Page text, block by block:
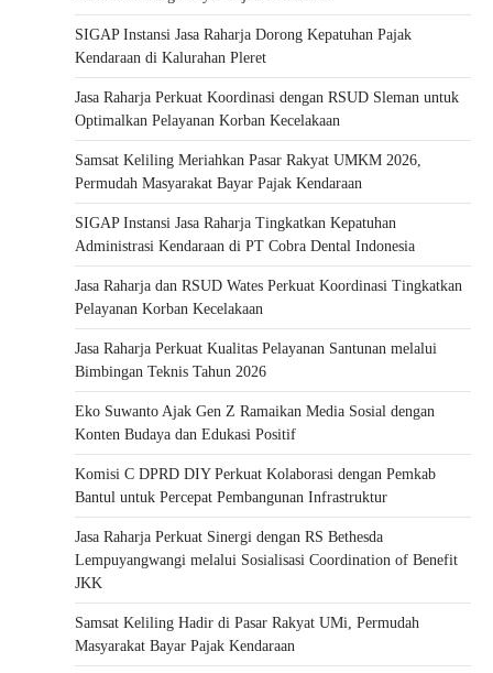
SIGAP Instansi Jasa Raharja Dorong Kepatuhan Pajak
Kendaraan di Kalurahan Pleret
Jasa Raharja Perkuat Koordinasi dengan RSUD Sleman untuk
Optimalkan Pelayanan Korban Kecelakaan
Samsat Keliling Meriahkan Pasar Rakyat UMKM 2026,
Permudah Masyarakat Bayar Pajak Kendaraan
SIGAP Instansi Jasa Raharja Tingkatkan Kepatuhan
Administrasi Kendaraan di PT Cobra Dental Indonesia
Jasa Raharja dan RSUD Wates Perkuat Koordinasi Tingkatkan
Pelayanan Korban Kecelakaan
Jasa Raharja Perkuat Kualitas Pelayanan Santunan melalui
Bimbingan Teknis Tahun 2026
Eko Suwanto Ajak Gen Z Ramaikan Media Sosial dengan
Konten Budaya dan Edukasi Positif
Komisi C DPRD DIY Perkuat Kolaborasi dengan Pemkab
Bantul untuk Percepat Pembangunan Infrastruktur
Jasa Raharja Perkuat Sinergi dengan RS Bethesda
Lempuyangwangi melalui Sosialisasi Coordination of Benefit
JKK
Samsat Keliling Hadir di Pasar Rakyat UMi, Permudah
Masyarakat Bayar Pajak Kendaraan